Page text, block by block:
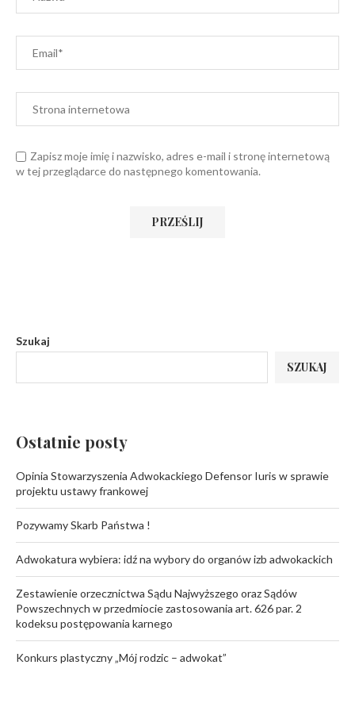
Zapisz moje imię i nazwisko, adres e-mail i stronę internetową
w tej przeglądarce do następnego komentowania.
Szukaj
SZUKAJ
Ostatnie posty
Opinia Stowarzyszenia Adwokackiego Defensor Iuris w sprawie
projektu ustawy frankowej
Pozywamy Skarb Państwa !
Adwokatura wybiera: idź na wybory do organów izb adwokackich
Zestawienie orzecznictwa Sądu Najwyższego oraz Sądów
Powszechnych w przedmiocie zastosowania art. 626 par. 2
kodeksu postępowania karnego
Konkurs plastyczny „Mój rodzic – adwokat”